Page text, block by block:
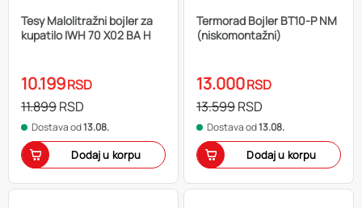
Tesy Malolitražni bojler za
kupatilo IWH 70 X02 BA H
10.199RSD
11.899RSD
Dostava od13.08.
Dodaj u korpu
Termorad Bojler BT10-P NM
(niskomontažni)
13.000RSD
13.599RSD
Dostava od13.08.
Dodaj u korpu